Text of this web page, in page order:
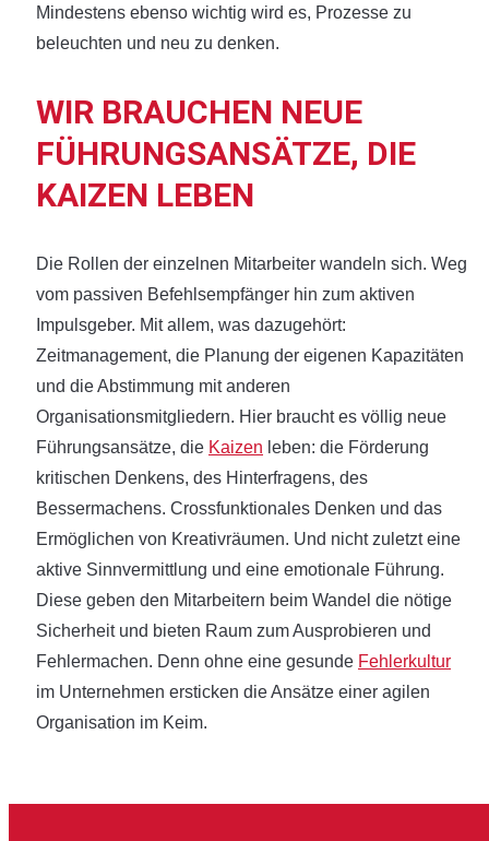
Mindestens ebenso wichtig wird es, Prozesse zu
beleuchten und neu zu denken.
WIR BRAUCHEN NEUE
FÜHRUNGSANSÄTZE, DIE
KAIZEN LEBEN
Die Rollen der einzelnen Mitarbeiter wandeln sich. Weg
vom passiven Befehlsempfänger hin zum aktiven
Impulsgeber. Mit allem, was dazugehört:
Zeitmanagement, die Planung der eigenen Kapazitäten
und die Abstimmung mit anderen
Organisationsmitgliedern. Hier braucht es völlig neue
Führungsansätze, die Kaizen leben: die Förderung
kritischen Denkens, des Hinterfragens, des
Bessermachens. Crossfunktionales Denken und das
Ermöglichen von Kreativräumen. Und nicht zuletzt eine
aktive Sinnvermittlung und eine emotionale Führung.
Diese geben den Mitarbeitern beim Wandel die nötige
Sicherheit und bieten Raum zum Ausprobieren und
Fehlermachen. Denn ohne eine gesunde Fehlerkultur
im Unternehmen ersticken die Ansätze einer agilen
Organisation im Keim.